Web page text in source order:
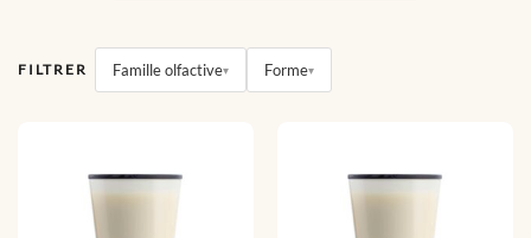
FILTRER Famille olfactive Forme